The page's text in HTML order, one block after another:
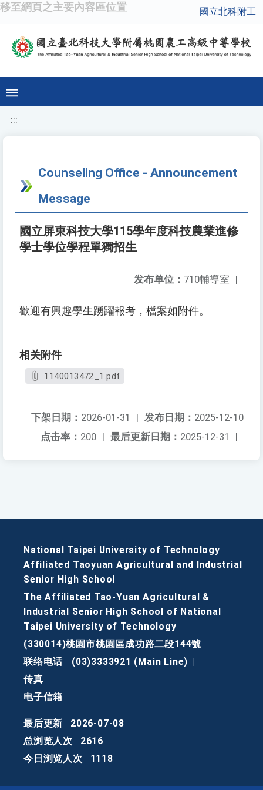
移至網頁之主要內容區位置 國立北科附工
:::
Counseling Office - Announcement
Message
國立屏東科技大學115學年度科技農業進修
學士學位學程單獨招生
发布单位： 710輔導室 |
歡迎有興趣學生踴躍報考，檔案如附件。
相关附件
1140013472_1.pdf
发布日期： 2025-12-10
下架日期： 2026-01-31
|
最后更新日期： 2025-12-31 |
点击率： 200 |
National Taipei University of Technology
Affiliated Taoyuan Agricultural and Industrial
Senior High School
The Affiliated Tao-Yuan Agricultural &
Industrial Senior High School of National
Taipei University of Technology
(330014)桃園市桃園區成功路二段144號
联络电话
(03)3333921 (Main Line)
传真
电子信箱
最后更新
2026-07-08
总浏览人次
2616
今日浏览人次
1118